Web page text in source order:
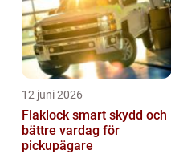
12 juni 2026
Flaklock smart skydd och
bättre vardag för
pickupägare